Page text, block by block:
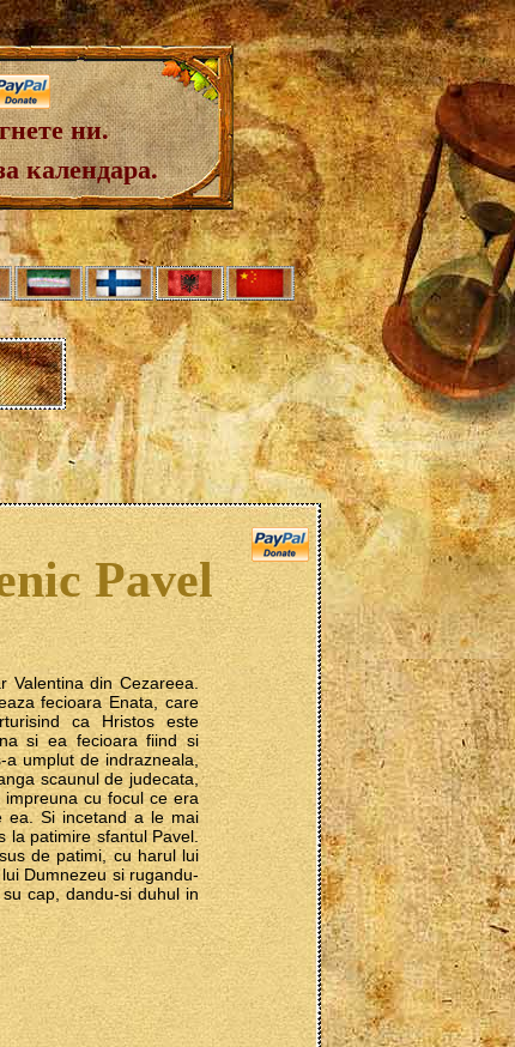
ни.
календара.
Pavel
Valentina din Cezareea.
fecioara Enata, care
ca Hristos este
si ea fecioara fiind si
a umplut de indrazneala,
scaunul de judecata,
cu focul ce era
ea. Si incetand a le mai
la patimire sfantul Pavel.
de patimi, cu harul lui
Dumnezeu si rugandu-
cap, dandu-si duhul in